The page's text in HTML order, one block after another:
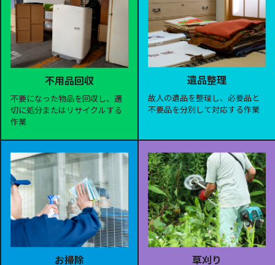
不用品回収
不要になった物品を回収し、適
切に処分またはリサイクルする
作業
遺品整理
故人の遺品を整理し、必要品と
不要品を分別して対応する作業
お掃除 草刈り